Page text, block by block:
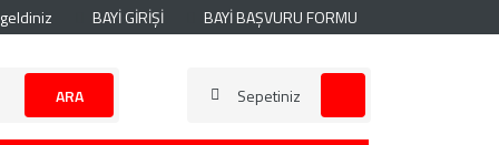
BAYİ GİRİŞİ BAYİ BAŞVURU FORMU
ARA Sepetiniz